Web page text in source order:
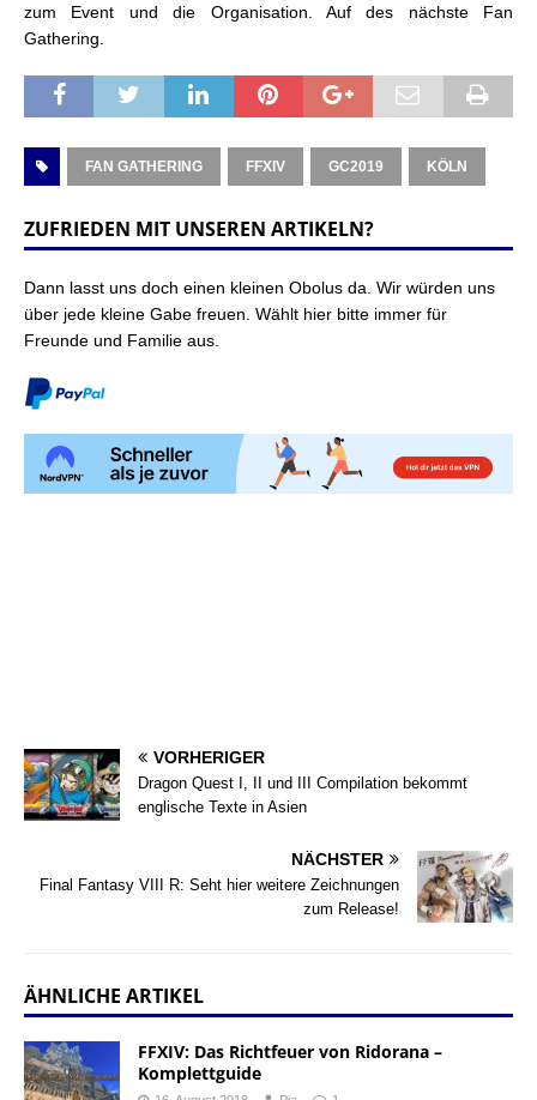
zum Event und die Organisation. Auf des nächste Fan
Gathering.
FAN GATHERING FFXIV GC2019 KÖLN
ZUFRIEDEN MIT UNSEREN ARTIKELN?
Dann lasst uns doch einen kleinen Obolus da. Wir würden uns
über jede kleine Gabe freuen. Wählt hier bitte immer für
Freunde und Familie aus.
VORHERIGER
Dragon Quest I, II und III Compilation bekommt
englische Texte in Asien
NÄCHSTER
Final Fantasy VIII R: Seht hier weitere Zeichnungen
zum Release!
ÄHNLICHE ARTIKEL
FFXIV: Das Richtfeuer von Ridorana –
Komplettguide